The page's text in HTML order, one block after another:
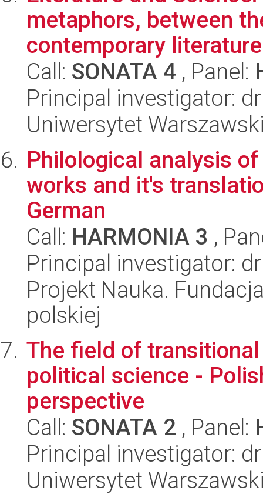
metaphors, between
contemporary literature
Call: SONATA 4 , Panel:
Principal investigator:
Uniwersytet
Philological analysis
works and it's
German
Call: HARMONIA 3 ,
Principal investigator:
Projekt Nauka.
polskiej
The field of
political science -
perspective
Call: SONATA 2 , Panel:
Principal investigator:
Uniwersytet